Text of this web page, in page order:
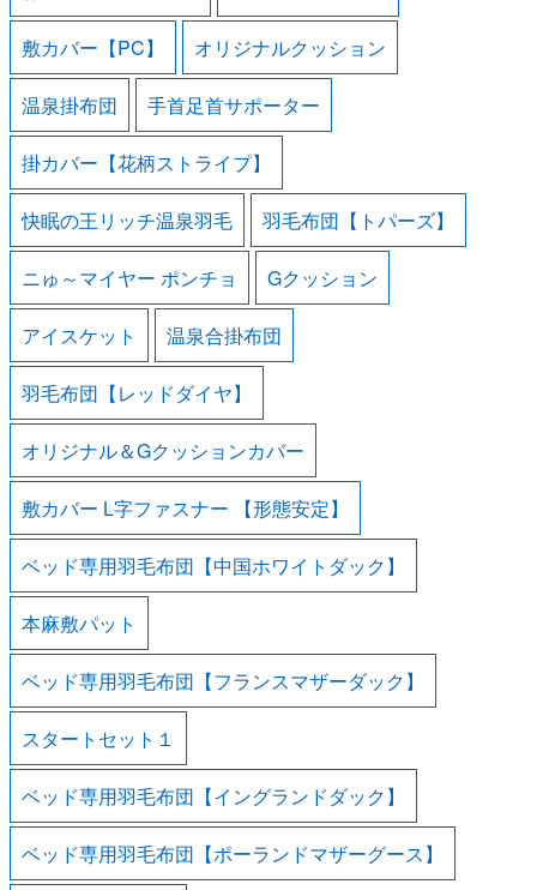
敷カバー【PC】 オリジナルクッション
温泉掛布団 手首足首サポーター
掛カバー【花柄ストライプ】
快眠の王リッチ温泉羽毛 羽毛布団【トパーズ】
ニゅ～マイヤー ポンチョ Gクッション
アイスケット 温泉合掛布団
羽毛布団【レッドダイヤ】
オリジナル＆Gクッションカバー
敷カバー L字ファスナー 【形態安定】
ベッド専用羽毛布団【中国ホワイトダック】
本麻敷パット
ベッド専用羽毛布団【フランスマザーダック】
スタートセット１
ベッド専用羽毛布団【イングランドダック】
ベッド専用羽毛布団【ポーランドマザーグース】